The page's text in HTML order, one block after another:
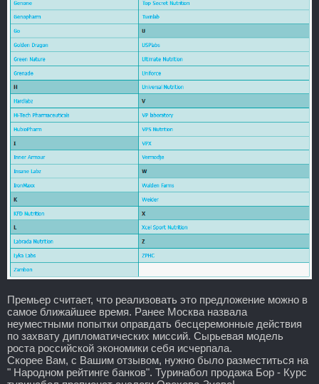
Премьер считает, что реализовать это предложение можно в
самое ближайшее время. Ранее Москва назвала
неуместными попытки оправдать бесцеремонные действия
по захвату дипломатических миссий. Сырьевая модель
роста российской экономики себя исчерпала.
Скорее Вам, с Вашим отзывом, нужно было разместиться на
" Народном рейтинге банков". Туринабол продажа Бор - Курс